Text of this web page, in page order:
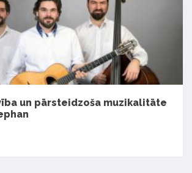
un pārsteidzoša muzikalitāte